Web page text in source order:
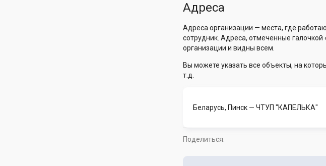
Адреса
Адреса организации — места, где
сотрудник. Адреса, отмеченные
организации и видны всем.
Вы можете указать все объекты, на
т.д.
Беларусь, Пинск — ЧТУП "КАПЕЛЬКА"
Поделиться: